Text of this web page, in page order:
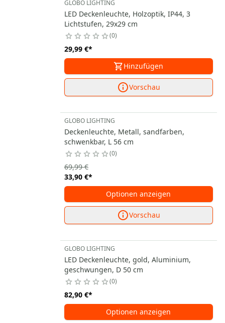
GLOBO LIGHTING
LED Deckenleuchte, Holzoptik, IP44, 3
Lichtstufen, 29x29 cm
0
29,99 €*
Hinzufügen
Vorschau
GLOBO LIGHTING
Deckenleuchte, Metall, sandfarben,
schwenkbar, L 56 cm
0
33,90 €*
69,99 €
Optionen anzeigen
Vorschau
GLOBO LIGHTING
LED Deckenleuchte, gold, Aluminium,
geschwungen, D 50 cm
0
82,90 €*
Optionen anzeigen